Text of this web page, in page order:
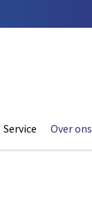
Service Over ons